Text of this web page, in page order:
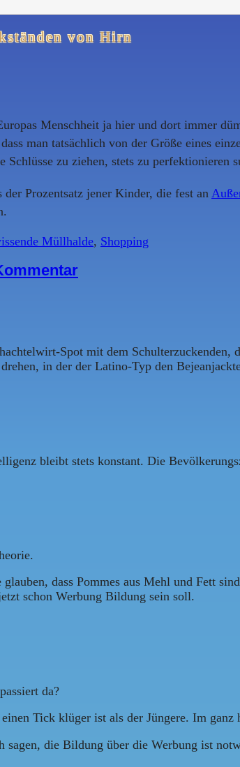
von Hirn
Menschheit ja hier und dort immer
man tatsächlich von der Größe eines
zu ziehen, stets zu perfektionieren
Prozentsatz jener Kinder, die fest an
Müllhalde, Shopping
Spot mit dem
in der der Latino-Typ den
bleibt stets konstant. Die
dass Pommes aus Mehl und Fett
schon Werbung Bildung sein soll.
da?
Tick klüger ist als der Jüngere. Im
die Bildung über die Werbung ist